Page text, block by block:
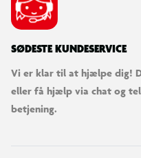
SØDESTE KUNDESERVICE
Vi er klar til at hjælpe dig!
eller få hjælp via chat og
betjening.